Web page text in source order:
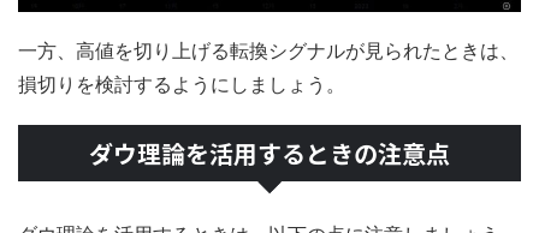
一方、高値を切り上げる転換シグナルが見られたときは、
損切りを検討するようにしましょう。
ダウ理論を活用するときの注意点